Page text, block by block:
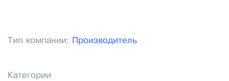
Тип компании: Производитель
Категории